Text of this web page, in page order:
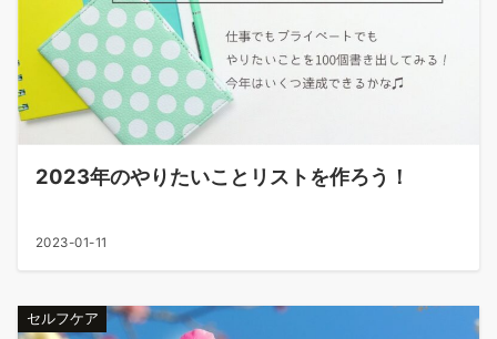
2023年のやりたいことリストを作ろう！
2023-01-11
セルフケア